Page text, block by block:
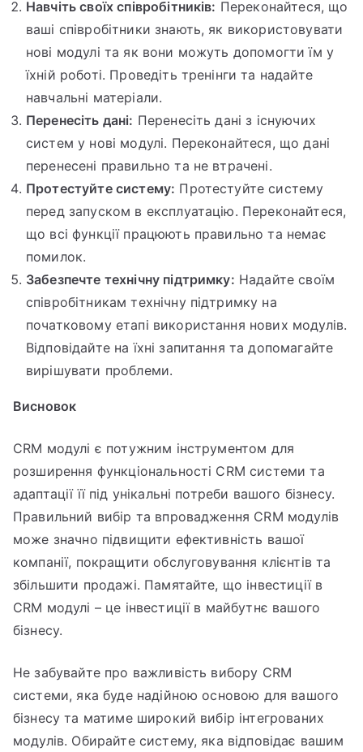
Навчіть своїх співробітників: Переконайтеся, що
ваші співробітники знають, як використовувати
нові модулі та як вони можуть допомогти їм у
їхній роботі. Проведіть тренінги та надайте
навчальні матеріали.
Перенесіть дані: Перенесіть дані з існуючих
систем у нові модулі. Переконайтеся, що дані
перенесені правильно та не втрачені.
Протестуйте систему: Протестуйте систему
перед запуском в експлуатацію. Переконайтеся,
що всі функції працюють правильно та немає
помилок.
Забезпечте технічну підтримку: Надайте своїм
співробітникам технічну підтримку на
початковому етапі використання нових модулів.
Відповідайте на їхні запитання та допомагайте
вирішувати проблеми.
Висновок
CRM модулі є потужним інструментом для
розширення функціональності CRM системи та
адаптації її під унікальні потреби вашого бізнесу.
Правильний вибір та впровадження CRM модулів
може значно підвищити ефективність вашої
компанії, покращити обслуговування клієнтів та
збільшити продажі. Памятайте, що інвестиції в
CRM модулі – це інвестиції в майбутнє вашого
бізнесу.
Не забувайте про важливість вибору CRM
системи, яка буде надійною основою для вашого
бізнесу та матиме широкий вибір інтегрованих
модулів. Обирайте систему, яка відповідає вашим